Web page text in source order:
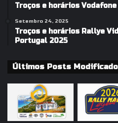
Troços e horários
Setembro 24, 2025
Troços e horários Rallye
Portugal 2025
Últimos Posts